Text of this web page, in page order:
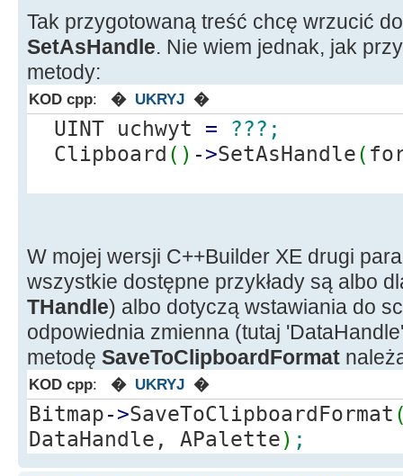
Tak przygotowaną treść chcę wrzucić
SetAsHandle. Nie wiem jednak, jak
metody:
KOD cpp: � UKRYJ �
UINT uchwyt =
???;
Clipboard ( ) ->SetAsHandle(
W mojej wersji C++Builder XE drugi
wszystkie dostępne przykłady są albo
THandle) albo dotyczą wstawiania do
odpowiednia zmienna (tutaj
metodę SaveToClipboardFormat
KOD cpp: � UKRYJ �
Bitmap->SaveToClipboardFormat
DataHandle, APalette) ;